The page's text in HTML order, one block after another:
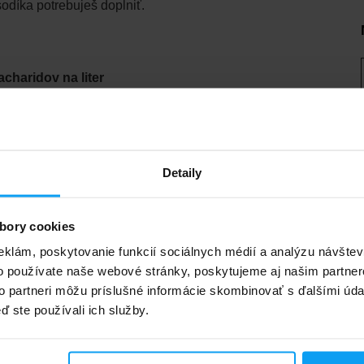
Detaily
cookies
poskytovanie funkcií sociálnych médií a analýzu
používate naše webové stránky, poskytujeme aj našim
partneri môžu príslušné informácie skombinovať s ďalšími
ste používali ich služby.
potrebuješ doplniť.
na liter
príjmu sacharidov a sodíka
podmienkach piješ menej tekutín
a prijímaš viac tekutín
na príjem pri vyššej intenzite
pretekov
keď potrebuješ mať voľné ruky
ktorí majú problém so stravou v tuhej
sacharidov
únavu